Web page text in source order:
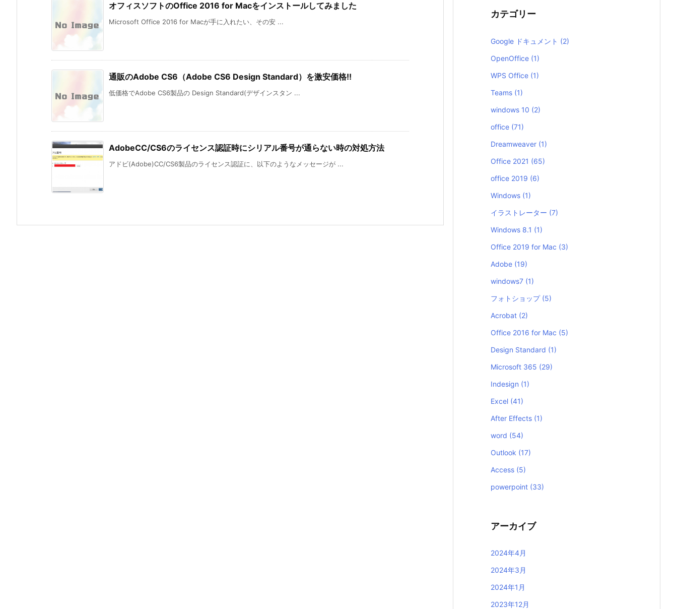
オフィスソフトのOffice 2016 for Macをインストールしてみました
Microsoft Office 2016 for Macが手に入れたい、その安 ...
通販のAdobe CS6（Adobe CS6 Design Standard）を激安価格!!
低価格でAdobe CS6製品の Design Standard(デザインスタン ...
AdobeCC/CS6のライセンス認証時にシリアル番号が通らない時の対処方法
アドビ(Adobe)CC/CS6製品のライセンス認証に、以下のようなメッセージが ...
カテゴリー
Google ドキュメント (2)
OpenOffice (1)
WPS Office (1)
Teams (1)
windows 10 (2)
office (71)
Dreamweaver (1)
Office 2021 (65)
office 2019 (6)
Windows (1)
イラストレーター (7)
Windows 8.1 (1)
Office 2019 for Mac (3)
Adobe (19)
windows7 (1)
フォトショップ (5)
Acrobat (2)
Office 2016 for Mac (5)
Design Standard (1)
Microsoft 365 (29)
Indesign (1)
Excel (41)
After Effects (1)
word (54)
Outlook (17)
Access (5)
powerpoint (33)
アーカイブ
2024年4月
2024年3月
2024年1月
2023年12月